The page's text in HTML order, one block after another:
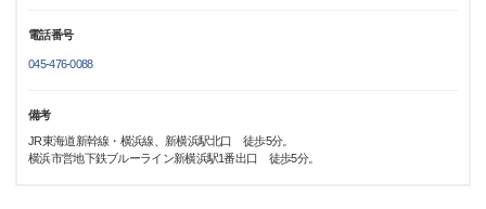
電話番号
045-476-0088
備考
JR東海道新幹線・横浜線、新横浜駅北口 徒歩5分。
横浜市営地下鉄ブルーライン新横浜駅1番出口 徒歩5分。